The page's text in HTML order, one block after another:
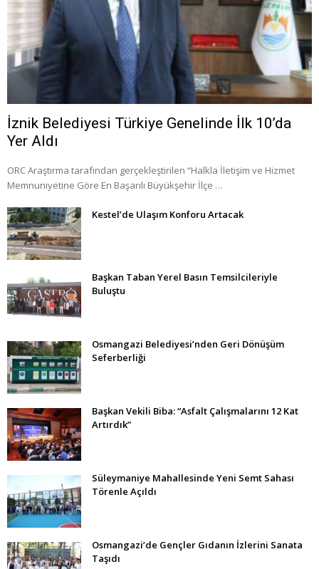
İznik Belediyesi Türkiye Genelinde İlk 10’da
Yer Aldı
ORC Araştırma tarafından gerçekleştirilen “Halkla İletişim ve Hizmet
Memnuniyetine Göre En Başarılı Büyükşehir İlçe …
Kestel’de Ulaşım Konforu Artacak
Başkan Taban Yerel Basın Temsilcileriyle
Buluştu
Osmangazi Belediyesi’nden Geri Dönüşüm
Seferberliği
Başkan Vekili Biba: “Asfalt Çalışmalarını 12 Kat
Artırdık”
Süleymaniye Mahallesinde Yeni Semt Sahası
Törenle Açıldı
Osmangazi’de Gençler Gıdanın İzlerini Sanata
Taşıdı